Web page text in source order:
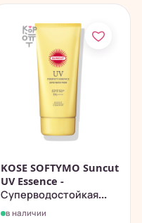
KOSE SOFTYMO Suncut
UV Essence -
Суперводостойкая...
в наличии